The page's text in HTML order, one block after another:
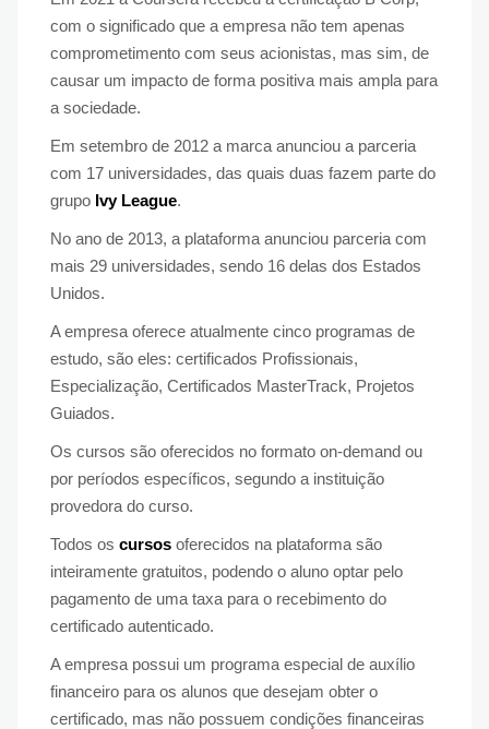
com o significado que a empresa não tem apenas
comprometimento com seus acionistas, mas sim, de
causar um impacto de forma positiva mais ampla para
a sociedade.
Em setembro de 2012 a marca anunciou a parceria
com 17 universidades, das quais duas fazem parte do
grupo Ivy League.
No ano de 2013, a plataforma anunciou parceria com
mais 29 universidades, sendo 16 delas dos Estados
Unidos.
A empresa oferece atualmente cinco programas de
estudo, são eles: certificados Profissionais,
Especialização, Certificados MasterTrack, Projetos
Guiados.
Os cursos são oferecidos no formato on-demand ou
por períodos específicos, segundo a instituição
provedora do curso.
Todos os cursos oferecidos na plataforma são
inteiramente gratuitos, podendo o aluno optar pelo
pagamento de uma taxa para o recebimento do
certificado autenticado.
A empresa possui um programa especial de auxílio
financeiro para os alunos que desejam obter o
certificado, mas não possuem condições financeiras